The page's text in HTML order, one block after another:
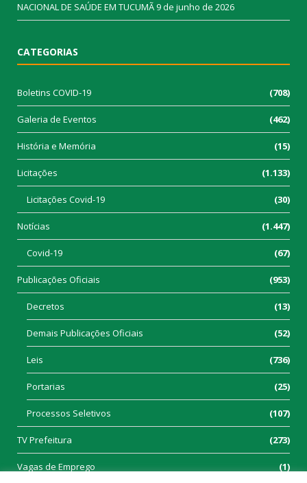
NACIONAL DE SAÚDE EM TUCUMÃ9 de junho de 2026
CATEGORIAS
Boletins COVID-19 (708)
Galeria de Eventos (462)
História e Memória (15)
Licitações (1.133)
Licitações Covid-19 (30)
Notícias (1.447)
Covid-19 (67)
Publicações Oficiais (953)
Decretos (13)
Demais Publicações Oficiais (52)
Leis (736)
Portarias (25)
Processos Seletivos (107)
TV Prefeitura (273)
Vagas de Emprego (1)